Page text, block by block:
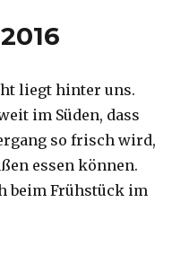
liegt hinter uns.
im Süden, dass
so frisch wird,
essen können.
beim Frühstück im